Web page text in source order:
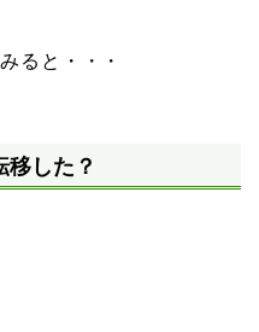
ると・・・
移した？